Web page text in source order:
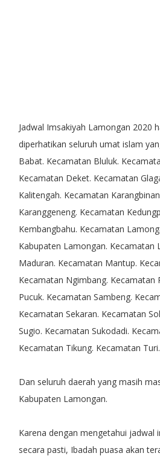
Jadwal Imsakiyah Lamongan 2020
diperhatikan seluruh umat islam
Babat. Kecamatan Bluluk.
Kecamatan Deket. Kecamatan
Kalitengah. Kecamatan
Karanggeneng. Kecamatan
Kembangbahu. Kecamatan
Kabupaten Lamongan. Kecamatan
Maduran. Kecamatan Mantup.
Kecamatan Ngimbang. Kecamatan
Pucuk. Kecamatan Sambeng.
Kecamatan Sekaran. Kecamatan
Sugio. Kecamatan Sukodadi.
Kecamatan Tikung. Kecamatan Turi.
Dan seluruh daerah yang masih
Kabupaten Lamongan.
Karena dengan mengetahui jadwal
secara pasti, Ibadah puasa akan